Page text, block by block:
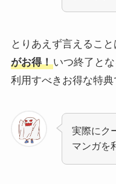
とりあえず言えること
がお得！いつ終了と
利用すべきお得な特典
実際にク
マンガを